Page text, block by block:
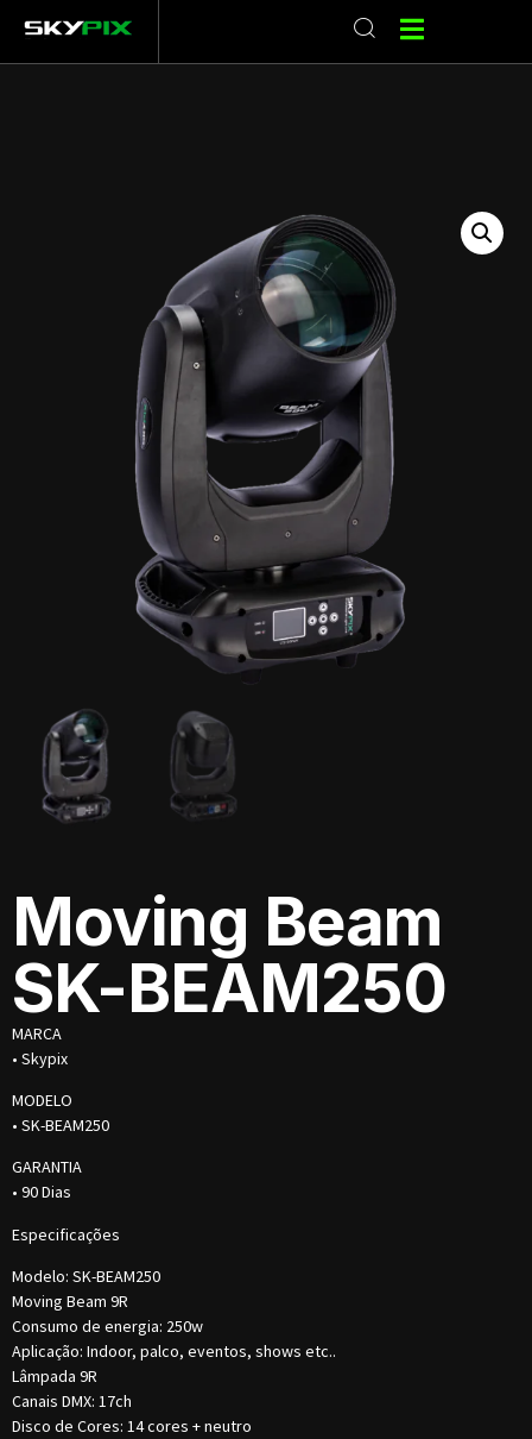
Moving Beam
SK-BEAM250
MARCA
• Skypix
MODELO
• SK-BEAM250
GARANTIA
• 90 Dias
Especificações
Modelo: SK-BEAM250
Moving Beam 9R
Consumo de energia: 250w
Aplicação: Indoor, palco, eventos, shows etc..
Lâmpada 9R
Canais DMX: 17ch
Disco de Cores: 14 cores + neutro